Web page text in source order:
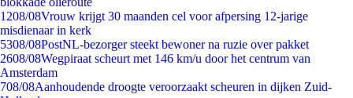
1208/08Vrouw krijgt 30 maanden cel voor afpersing 12-jarige
misdienaar in kerk
5308/08PostNL-bezorger steekt bewoner na ruzie over pakket
2608/08Wegpiraat scheurt met 146 km/u door het centrum van
Amsterdam
708/08Aanhoudende droogte veroorzaakt scheuren in dijken Zuid-